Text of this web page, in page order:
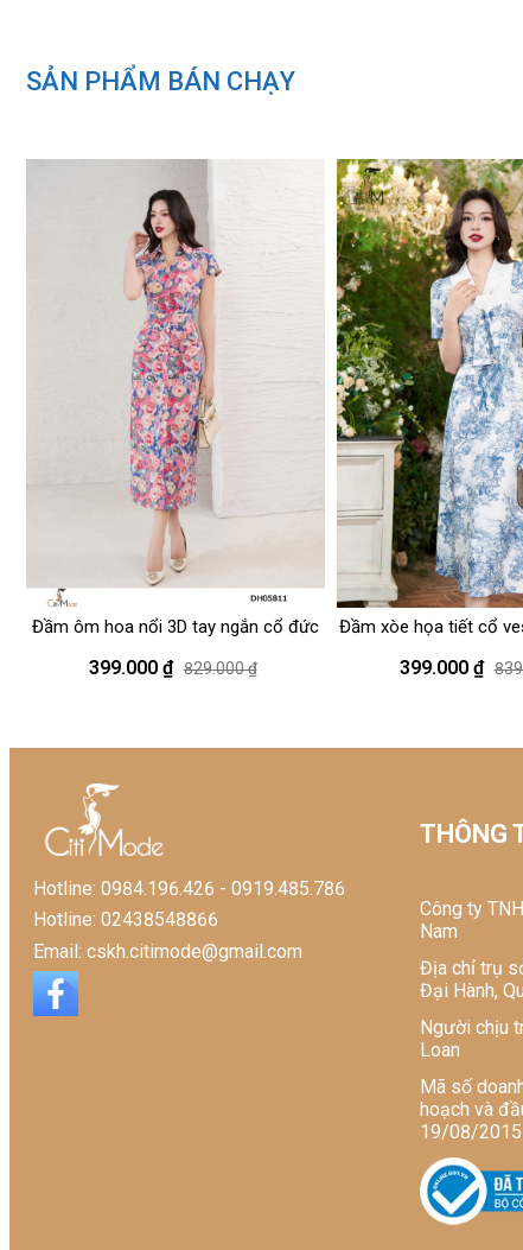
Thông số sản phẩm
Size S: 37*85*66
Size M: 38*88*71
Size L: 39*92*76
Size XL: 40*96*80
Thông số người mẫu
Cân nặng: 48kg
Vòng 1: 85 cm
Vòng 2: 61 cm
Vòng 3: 89 cm
Mặc size S
Hướng dẫn giặt là
Giặt tay hoặc giặt máy ở chế độ giặt
Giặt với sản phẩm cùng màu
Lộn trái khi giặt
Không tẩy
SẢN PHẨM BÁN CHẠY
Đầm ôm hoa nổi 3D tay ngắn cổ đức
399.000 ₫ 829.000 ₫
Đầm xòe họa tiết cổ
399.000 ₫
Hotline: 0984.196.426 - 0919.485.786
Email: cskh.citimode@gmail.com
Hotline: 02438548866
THÔNG
Công ty
Nam
Địa chỉ trụ
Đại Hành,
Người chịu
Loan
Mã số
hoạch và
19/08/2015